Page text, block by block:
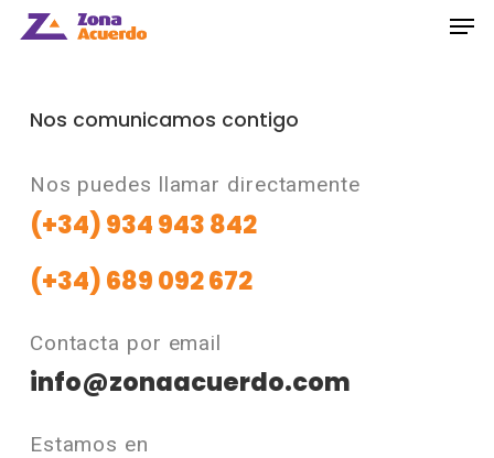
Nos comunicamos contigo
Nos puedes llamar directamente
(+34) 934 943 842
(+34) 689 092 672
Contacta por email
info@zonaacuerdo.com
Estamos en